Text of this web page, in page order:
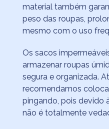
material também
peso das roupas,
mesmo com o uso
Os sacos
armazenar roupas
segura e organizada.
recomendamos
pingando, pois devido
não é totalmente